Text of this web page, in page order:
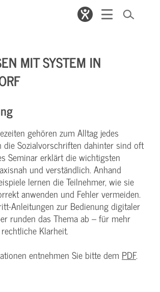
MIT SYSTEM IN
gehören zum Alltag jedes
die Sozialvorschriften dahinter sind oft
Seminar erklärt die wichtigsten
und verständlich. Anhand
lernen die Teilnehmer, wie sie
anwenden und Fehler vermeiden.
Anleitungen zur Bedienung digitaler
runden das Thema ab – für mehr
Klarheit.
entnehmen Sie bitte dem PDF.